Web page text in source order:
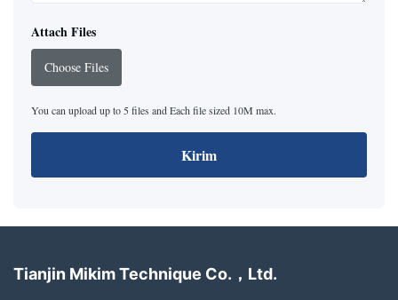
Attach Files
Choose Files
You can upload up to 5 files and Each file sized 10M max.
Kirim
Tianjin Mikim Technique Co.，Ltd.